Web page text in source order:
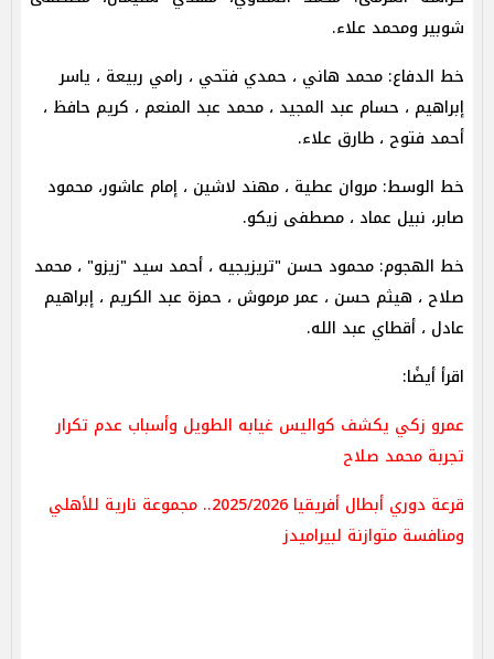
شوبير ومحمد علاء.
خط الدفاع: محمد هاني ، حمدي فتحي ، رامي ربيعة ، ياسر
إبراهيم ، حسام عبد المجيد ، محمد عبد المنعم ، كريم حافظ ،
أحمد فتوح ، طارق علاء.
خط الوسط: مروان عطية ، مهند لاشين ، إمام عاشور، محمود
صابر، نبيل عماد ، مصطفى زيكو.
خط الهجوم: محمود حسن "تريزيجيه ، أحمد سيد "زيزو" ، محمد
صلاح ، هيثم حسن ، عمر مرموش ، حمزة عبد الكريم ، إبراهيم
عادل ، أقطاي عبد الله.
اقرأ أيضًا:
عمرو زكي يكشف كواليس غيابه الطويل وأسباب عدم تكرار
تجربة محمد صلاح
قرعة دوري أبطال أفريقيا 2025/2026.. مجموعة نارية للأهلي
ومنافسة متوازنة لبيراميدز